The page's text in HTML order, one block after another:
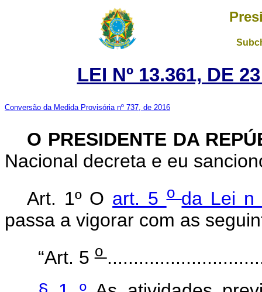
LEI Nº 13.361, DE
Conversão da Medida Provisória nº 737, de 2016
O PRESIDENTE DA
Nacional decreta e eu
Art. 1º O art. 5o da Lei n
passa a vigorar com as
“Art. 5o